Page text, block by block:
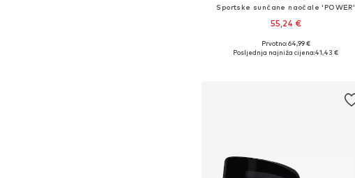
Sportske sunčane naočale 'POWER'
55,24 €
Dostupne veličine: Onesize
Prvotno: 64,99 €
Posljednja najniža cijena:41,43 €